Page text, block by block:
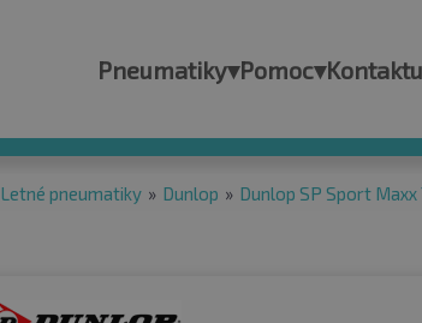
Pneumatiky▾Pomoc▾
Letné pneumatiky » Dunlop » Dunlop SP Sport